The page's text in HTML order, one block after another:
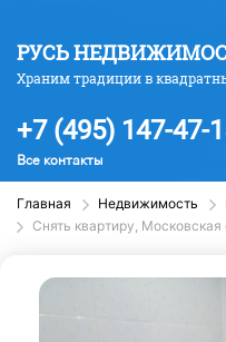
РУСЬ
Храним традиции в
+7 (495) 147-47-
Все контакты
Главная Недвижимость
Снять квартиру,